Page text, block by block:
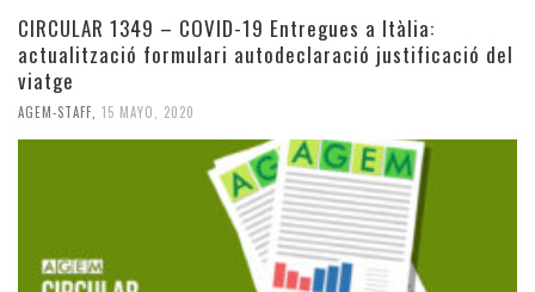
CIRCULAR 1349 – COVID-19 Entregues a Itàlia:
actualització formulari autodeclaració justificació del
viatge
AGEM-STAFF 15 MAYO, 2020